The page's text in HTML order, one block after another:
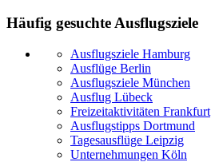
Häufig gesuchte Ausflugsziele
Ausflugsziele Hamburg
Ausflüge Berlin
Ausflugsziele München
Ausflug Lübeck
Freizeitaktivitäten Frankfurt
Ausflugstipps Dortmund
Tagesausflüge Leipzig
Unternehmungen Köln